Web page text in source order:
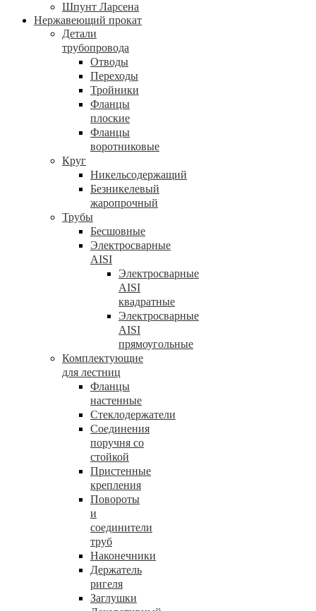
Шпунт Ларсена
Нержавеющий прокат
Детали
трубопровода
Отводы
Переходы
Тройники
Фланцы
плоские
Фланцы
воротниковые
Круг
Никельсодержащий
Безникелевый
жаропрочный
Трубы
Бесшовные
Электросварные
AISI
Электросварные
AISI
квадратные
Электросварные
AISI
прямоугольные
Комплектующие
для лестниц
Фланцы
настенные
Стеклодержатели
Соединения
поручня со
стойкой
Пристенные
крепления
Повороты
и
соединители
труб
Наконечники
Держатель
ригеля
Заглушки